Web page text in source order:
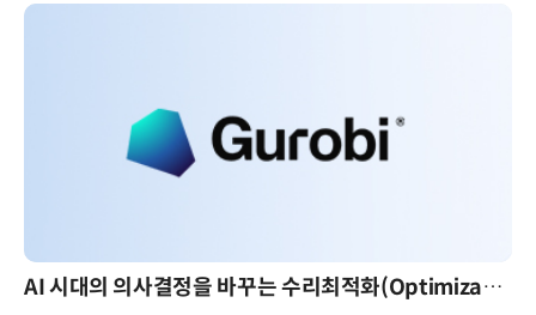
AI 시대의 의사결정을 바꾸는 수리최적화(Optimization): 실제 산업 적용 사례와 활용 전략